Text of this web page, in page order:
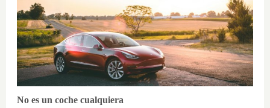
No es un coche cualquiera